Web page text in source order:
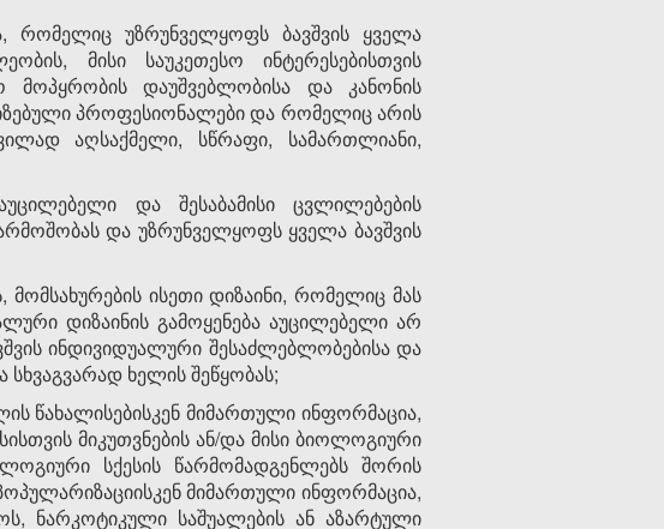
რომელიც უზრუნველყოფს ბავშვის ყველა
მისი საუკეთესო ინტერესებისთვის
მოპყრობის დაუშვებლობისა და კანონის
პროფესიონალები და რომელიც არის
აღსაქმელი, სწრაფი, სამართლიანი,
და შესაბამისი ცვლილებების
და უზრუნველყოფს ყველა ბავშვის
ისეთი დიზაინი, რომელიც მას
დიზაინის გამოყენება აუცილებელი არ
ინდივიდუალური შესაძლებლობებისა და
სხვაგვარად ხელის შეწყობას;
წახალისებისკენ მიმართული ინფორმაცია,
მიკუთვნების ან/და მისი ბიოლოგიური
სქესის წარმომადგენლებს შორის
მიმართული ინფორმაცია,
ნარკოტიკული საშუალების ან აზარტული